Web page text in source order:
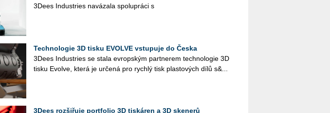
3Dees In­du­st­ries na­vá­za­la spo­lu­prá­ci s
Technologie 3D tisku EVOLVE vstupuje do Česka
3Dees In­du­st­ries se stala ev­rop­ským part­ne­rem tech­no­lo­gie 3D
tisku Evol­ve, která je ur­če­ná pro rych­lý tisk plas­to­vých dílů s&...
3Dees rozšiřuje portfolio 3D tiskáren a 3D skenerů